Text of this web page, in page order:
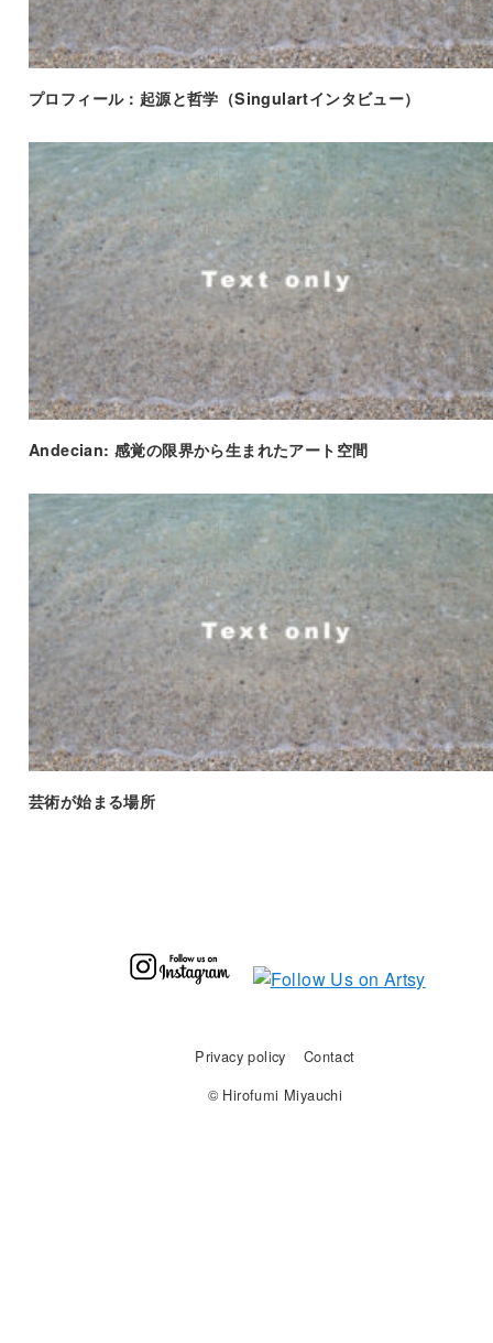
プロフィール：起源と哲学（Singulartインタビュー）
Andecian: 感覚の限界から生まれたアート空間
芸術が始まる場所
Privacy policy
Contact
© Hirofumi Miyauchi